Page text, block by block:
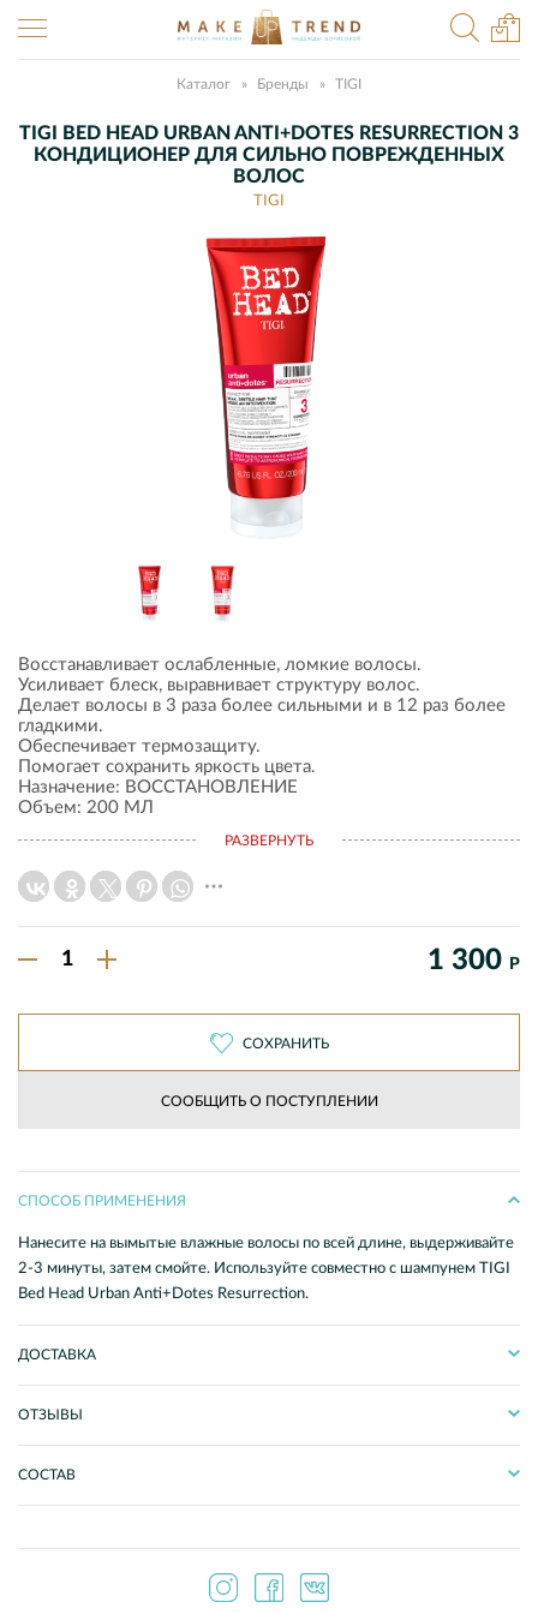
Каталог Бренды TIGI
TIGI BED HEAD URBAN ANTI+DOTES RESURRECTION 3
КОНДИЦИОНЕР ДЛЯ СИЛЬНО ПОВРЕЖДЕННЫХ
ВОЛОС
TIGI
Восстанавливает ослабленные, ломкие волосы.
Усиливает блеск, выравнивает структуру волос.
Делает волосы в 3 раза более сильными и в 12 раз более
гладкими.
Обеспечивает термозащиту.
Помогает сохранить яркость цвета.
Назначение: ВОССТАНОВЛЕНИЕ
Объем: 200 МЛ
РАЗВЕРНУТЬ
1 300 Р
СОХРАНИТЬ
СООБЩИТЬ О ПОСТУПЛЕНИИ
СПОСОБ ПРИМЕНЕНИЯ
Нанесите на вымытые влажные волосы по всей длине, выдерживайте
2-3 минуты, затем смойте. Используйте совместно с шампунем TIGI
Bed Head Urban Anti+Dotes Resurrection.
ДОСТАВКА
ОТЗЫВЫ
СОСТАВ